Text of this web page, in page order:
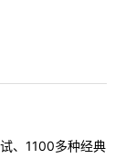
、1100多种经典